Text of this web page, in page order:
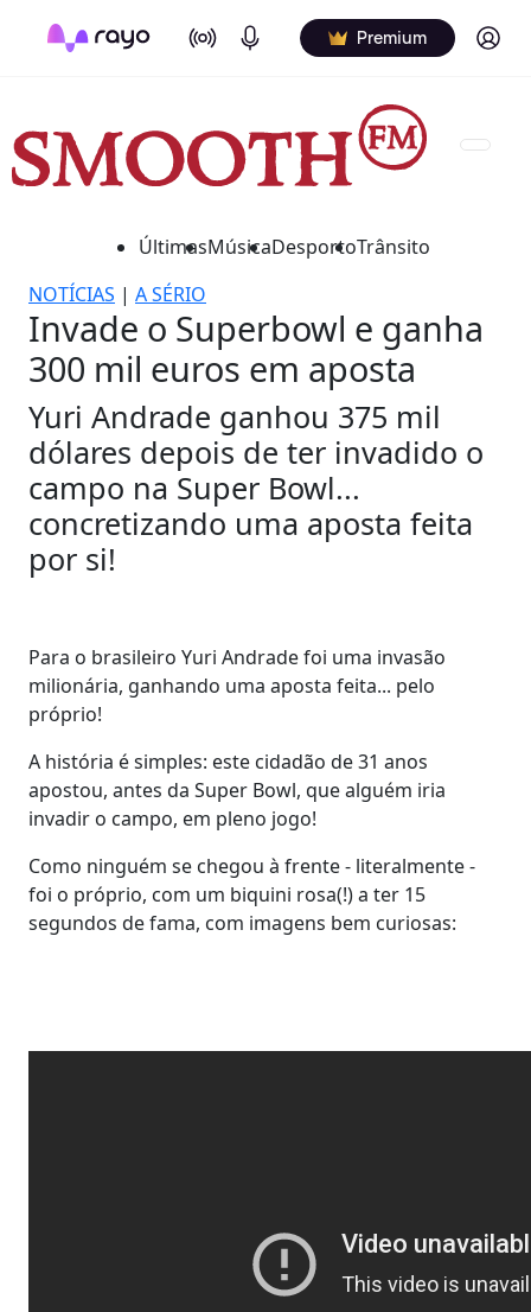
On Air Podcasts Premium Log in
ÚltimasMúsicaDesportoTrânsito
NOTÍCIAS | A SÉRIO
Invade o Superbowl e ganha
300 mil euros em aposta
Yuri Andrade ganhou 375 mil
dólares depois de ter invadido o
campo na Super Bowl...
concretizando uma aposta feita
por si!
Para o brasileiro Yuri Andrade foi uma invasão
milionária, ganhando uma aposta feita... pelo
próprio!
A história é simples: este cidadão de 31 anos
apostou, antes da Super Bowl, que alguém iria
invadir o campo, em pleno jogo!
Como ninguém se chegou à frente - literalmente -
foi o próprio, com um biquini rosa(!) a ter 15
segundos de fama, com imagens bem curiosas: